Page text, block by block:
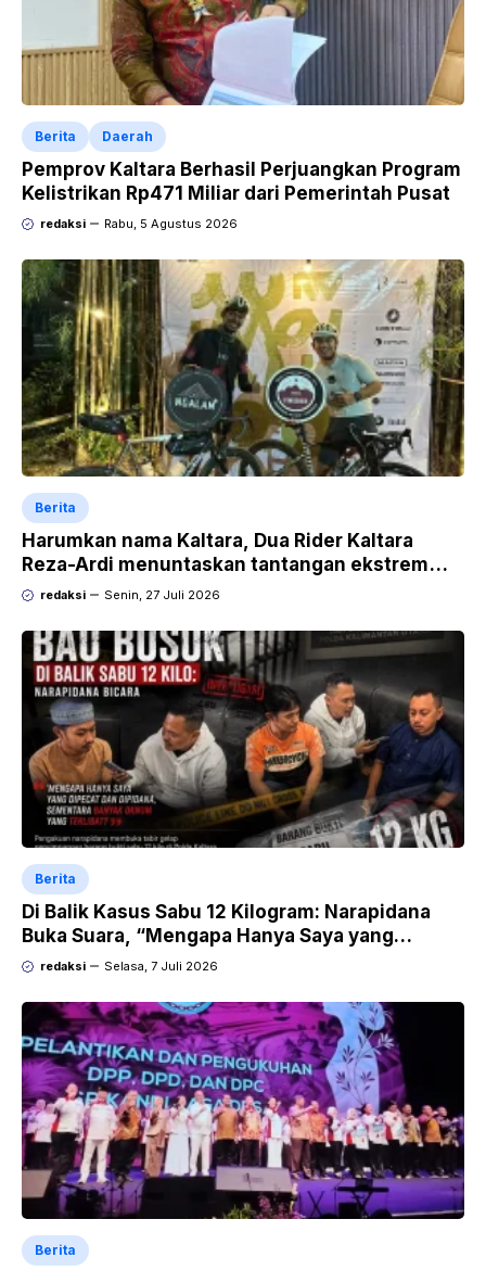
Berita Daerah
Pemprov Kaltara Berhasil Perjuangkan Program
Kelistrikan Rp471 Miliar dari Pemerintah Pusat
redaksi Rabu, 5 Agustus 2026
Berita
Harumkan nama Kaltara, Dua Rider Kaltara
Reza-Ardi menuntaskan tantangan ekstrem
Audax Malang 300 KM
redaksi Senin, 27 Juli 2026
Berita
Di Balik Kasus Sabu 12 Kilogram: Narapidana
Buka Suara, “Mengapa Hanya Saya yang
Dipecat dan Dipidana?
redaksi Selasa, 7 Juli 2026
Berita